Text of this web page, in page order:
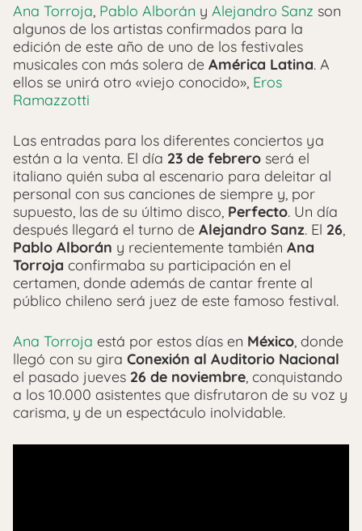
Ana Torroja, Pablo Alborán y Alejandro Sanz son
algunos de los artistas confirmados para la
edición de este año de uno de los festivales
musicales con más solera de América Latina. A
ellos se unirá otro «viejo conocido», Eros
Ramazzotti
Las entradas para los diferentes conciertos ya
están a la venta. El día 23 de febrero será el
italiano quién suba al escenario para deleitar al
personal con sus canciones de siempre y, por
supuesto, las de su último disco, Perfecto. Un día
después llegará el turno de Alejandro Sanz. El 26,
Pablo Alborán y recientemente también Ana
Torroja confirmaba su participación en el
certamen, donde además de cantar frente al
público chileno será juez de este famoso festival.
Ana Torroja está por estos días en México, donde
llegó con su gira Conexión al Auditorio Nacional
el pasado jueves 26 de noviembre, conquistando
a los 10.000 asistentes que disfrutaron de su voz y
carisma, y de un espectáculo inolvidable.